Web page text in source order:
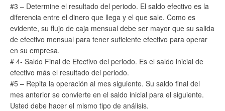
#3 – Determine el resultado del periodo. El saldo efectivo es la
diferencia entre el dinero que llega y el que sale. Como es
evidente, su flujo de caja mensual debe ser mayor que su salida
de efectivo mensual para tener suficiente efectivo para operar
en su empresa.
# 4- Saldo Final de Efectivo del periodo. Es el saldo inicial de
efectivo más el resultado del periodo.
#5 – Repita la operación al mes siguiente. Su saldo final del
mes anterior se convierte en el saldo inicial para el siguiente.
Usted debe hacer el mismo tipo de análisis.